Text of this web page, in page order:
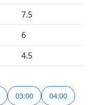
7.5
6
4.5
03:00 04:00